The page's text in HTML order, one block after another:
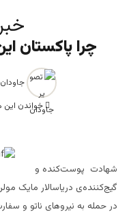
چرا پاکستان
جاودان
خواندن این مطلب 3
شهادت پوست‌کنده و
گیج‌کننده‌ی دریاسالار مایک
در حمله به نیروهای ناتو و